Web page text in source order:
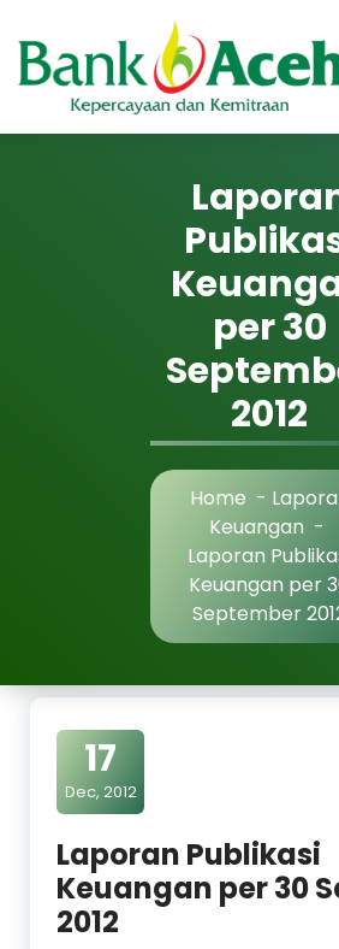
to
Content
per 30
2012
Home -
Keuangan -
Laporan
Keuangan per
September
17
Dec, 2012
Laporan Publikasi
Keuangan per 30
2012